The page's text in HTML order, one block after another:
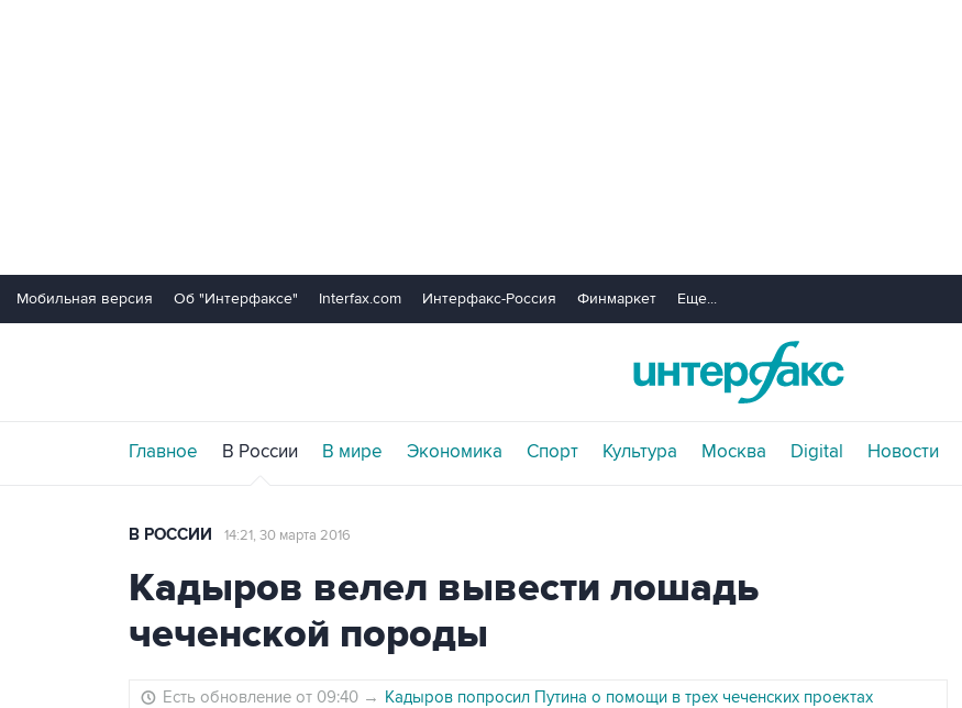
Мобильная версия Об "Интерфаксе" Interfax.com Интерфакс-Россия Финмаркет Еще...
Главное В России В мире Экономика Спорт Культура Москва Digital Новости
В РОССИИ 14:21, 30 марта 2016
Кадыров велел вывести лошадь
чеченской породы
Есть обновление от 09:40 → Кадыров попросил Путина о помощи в трех чеченских проектах